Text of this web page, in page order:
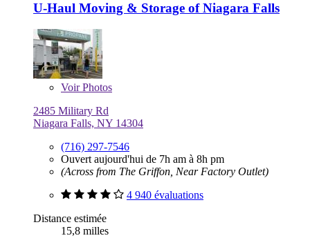
U-Haul Moving & Storage of Niagara Falls
VoirPhotos
2485 Military Rd
Niagara Falls, NY 14304
(716) 297-7546
Ouvert aujourd'hui de 7h am à 8h pm
(Across from The Griffon, Near Factory Outlet)
4 940 évaluations
Distance estimée
15,8 milles